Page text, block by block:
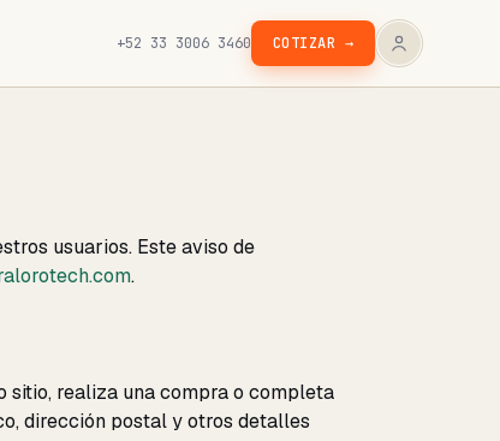
+52 33 3006 3460 COTIZAR →
usuarios. Este aviso de
.
sitio, realiza una compra o completa
dirección postal y otros detalles